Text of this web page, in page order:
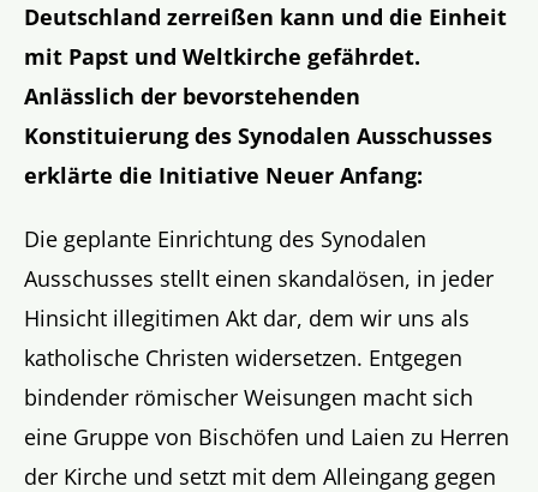
Deutschland zerreißen kann und die Einheit
mit Papst und Weltkirche gefährdet.
Anlässlich der bevorstehenden
Konstituierung des Synodalen Ausschusses
erklärte die Initiative Neuer Anfang:
Die geplante Einrichtung des Synodalen
Ausschusses stellt einen skandalösen, in jeder
Hinsicht illegitimen Akt dar, dem wir uns als
katholische Christen widersetzen. Entgegen
bindender römischer Weisungen macht sich
eine Gruppe von Bischöfen und Laien zu Herren
der Kirche und setzt mit dem Alleingang gegen